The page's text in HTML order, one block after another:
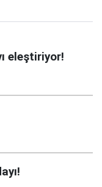
eleştiriyor!